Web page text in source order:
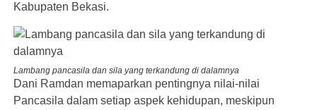
Kabupaten Bekasi.
Lambang pancasila dan sila yang terkandung di dalamnya
Dani Ramdan memaparkan pentingnya nilai-nilai
Pancasila dalam setiap aspek kehidupan, meskipun